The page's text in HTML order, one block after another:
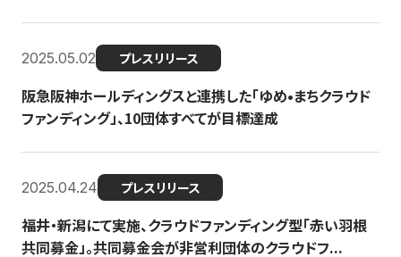
2025.05.02 プレスリリース
阪急阪神ホールディングスと連携した「ゆめ•まちクラウド
ファンディング」、10団体すべてが目標達成
2025.04.24 プレスリリース
福井・新潟にて実施、クラウドファンディング型「赤い羽根
共同募金」。共同募金会が非営利団体のクラウドフ...